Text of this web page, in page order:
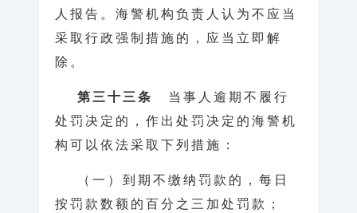
人报告。海警机构负责人认为不应当
采取行政强制措施的，应当立即解
除。
第三十三条
当事人逾期不履行
处罚决定的，作出处罚决定的海警机
构可以依法采取下列措施：
（一）到期不缴纳罚款的，每日
按罚款数额的百分之三加处罚款；